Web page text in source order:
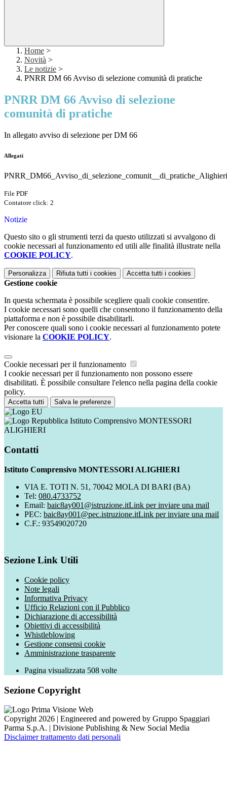
Home >
Novità >
Le notizie >
PNRR DM 66 Avviso di selezione comunità di pratiche
PNRR DM 66 Avviso di selezione
comunità di pratiche
In allegato avviso di selezione per DM 66
Allegati
File PDF
Contatore click: 2
Notizie
Questo sito o gli strumenti terzi da questo utilizzati si avvalgono di
cookie necessari al funzionamento ed utili alle finalità illustrate nella
COOKIE POLICY.
Personalizza Rifiuta tutti i cookies Accetta tutti i cookies
Gestione cookie
In questa schermata è possibile scegliere quali cookie consentire.
I cookie necessari sono quelli che consentono il funzionamento della
piattaforma e non è possibile disabilitarli.
Per conoscere quali sono i cookie necessari al funzionamento potete
visionare la COOKIE POLICY.
Cookie necessari per il funzionamento
I cookie necessari per il funzionamento non possono essere
disabilitati. È possibile consultare l'elenco nella pagina della cookie
policy.
Accetta tutti Salva le preferenze
Istituto Comprensivo MONTESSORI
ALIGHIERI
Contatti
Istituto Comprensivo MONTESSORI ALIGHIERI
VIA E. TOTI N. 51, 70042 MOLA DI BARI (BA)
Tel: 080.4733752
Email: baic8ay001@istruzione.itLink per inviare una mail
PEC: baic8ay001@pec.istruzione.itLink per inviare una mail
C.F.: 93549020720
Sezione Link Utili
Cookie policy
Note legali
Informativa Privacy
Ufficio Relazioni con il Pubblico
Dichiarazione di accessibilità
Obiettivi di accessibilità
Whistleblowing
Gestione consensi cookie
Amministrazione trasparente
Pagina visualizzata 508 volte
Sezione Copyright
Copyright 2026 | Engineered and powered by Gruppo Spaggiari
Parma S.p.A. | Divisione Publishing & New Social Media
Disclaimer trattamento dati personali